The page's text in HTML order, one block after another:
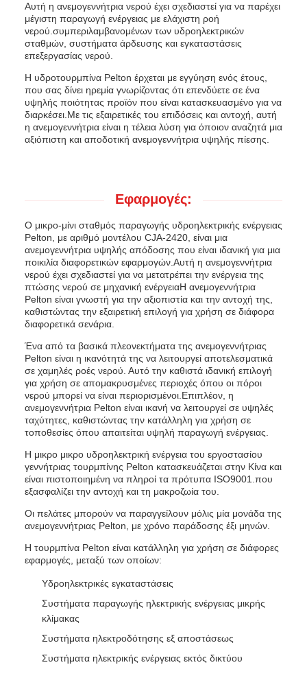
Αυτή η ανεμογεννήτρια νερού έχει σχεδιαστεί για να παρέχει
μέγιστη παραγωγή ενέργειας με ελάχιστη ροή
νερού.συμπεριλαμβανομένων των υδροηλεκτρικών
σταθμών, συστήματα άρδευσης και εγκαταστάσεις
επεξεργασίας νερού.
Η υδροτουρμπίνα Pelton έρχεται με εγγύηση ενός έτους,
που σας δίνει ηρεμία γνωρίζοντας ότι επενδύετε σε ένα
υψηλής ποιότητας προϊόν που είναι κατασκευασμένο για να
διαρκέσει.Με τις εξαιρετικές του επιδόσεις και αντοχή, αυτή
η ανεμογεννήτρια είναι η τέλεια λύση για όποιον αναζητά μια
αξιόπιστη και αποδοτική ανεμογεννήτρια υψηλής πίεσης.
Εφαρμογές:
Ο μικρο-μίνι σταθμός παραγωγής υδροηλεκτρικής ενέργειας
Pelton, με αριθμό μοντέλου CJA-2420, είναι μια
ανεμογεννήτρια υψηλής απόδοσης που είναι ιδανική για μια
ποικιλία διαφορετικών εφαρμογών.Αυτή η ανεμογεννήτρια
νερού έχει σχεδιαστεί για να μετατρέπει την ενέργεια της
πτώσης νερού σε μηχανική ενέργειαΗ ανεμογεννήτρια
Pelton είναι γνωστή για την αξιοπιστία και την αντοχή της,
καθιστώντας την εξαιρετική επιλογή για χρήση σε διάφορα
διαφορετικά σενάρια.
Ένα από τα βασικά πλεονεκτήματα της ανεμογεννήτριας
Pelton είναι η ικανότητά της να λειτουργεί αποτελεσματικά
σε χαμηλές ροές νερού. Αυτό την καθιστά ιδανική επιλογή
για χρήση σε απομακρυσμένες περιοχές όπου οι πόροι
νερού μπορεί να είναι περιορισμένοι.Επιπλέον, η
ανεμογεννήτρια Pelton είναι ικανή να λειτουργεί σε υψηλές
ταχύτητες, καθιστώντας την κατάλληλη για χρήση σε
τοποθεσίες όπου απαιτείται υψηλή παραγωγή ενέργειας.
Η μικρο μικρο υδροηλεκτρική ενέργεια του εργοστασίου
γεννήτριας τουρμπίνης Pelton κατασκευάζεται στην Κίνα και
είναι πιστοποιημένη να πληροί τα πρότυπα ISO9001.που
εξασφαλίζει την αντοχή και τη μακροζωία του.
Οι πελάτες μπορούν να παραγγείλουν μόλις μία μονάδα της
ανεμογεννήτριας Pelton, με χρόνο παράδοσης έξι μηνών.
Η τουρμπίνα Pelton είναι κατάλληλη για χρήση σε διάφορες
εφαρμογές, μεταξύ των οποίων:
Υδροηλεκτρικές εγκαταστάσεις
Συστήματα παραγωγής ηλεκτρικής ενέργειας μικρής
κλίμακας
Συστήματα ηλεκτροδότησης εξ αποστάσεως
Συστήματα ηλεκτρικής ενέργειας εκτός δικτύου